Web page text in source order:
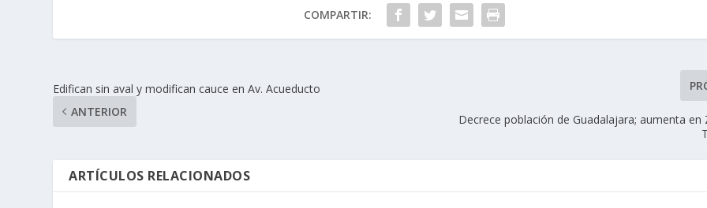
COMPARTIR:
Edifican sin aval y modifican cauce en Av. Acueducto
ANTERIOR
Decrece población de Guadalajara; aumenta en
ARTÍCULOS RELACIONADOS